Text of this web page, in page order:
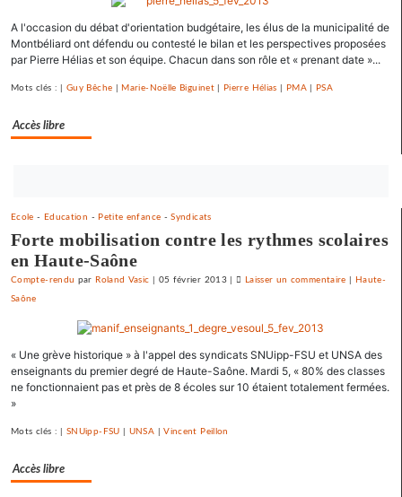
de
ses
emprunts
A l'occasion du débat d'orientation budgétaire, les élus de la municipalité de
Montbéliard ont défendu ou contesté le bilan et les perspectives proposées
par Pierre Hélias et son équipe. Chacun dans son rôle et « prenant date »...
Mots clés : |Guy Bêche Marie-Noëlle Biguinet| Pierre Hélias PMA| PSA
Accès libre
vous
maintenant
Ecole - Education - Petite enfance -Syndicats
Forte mobilisation contre les rythmes scolaires
en Haute-Saône
Compte-rendu par Roland Vasic 05 février 2013| Laisser un commentaire on
de
ses
emprunts
Haute-
Saône
« Une grève historique » à l'appel des syndicats SNUipp-FSU et UNSA des
enseignants du premier degré de Haute-Saône. Mardi 5, « 80% des classes
ne fonctionnaient pas et près de 8 écoles sur 10 étaient totalement fermées.
»
Mots clés : |SNUipp-FSU UNSA |Vincent Peillon
Accès libre